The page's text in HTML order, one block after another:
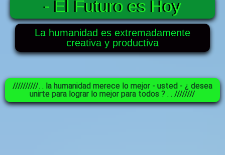
- El Futuro es Hoy
La humanidad es extremadamente
creativa y productiva
//////////. . la humanidad merece lo mejor - usted - ¿ desea
unirte para lograr lo mejor para todos ? . . ////////